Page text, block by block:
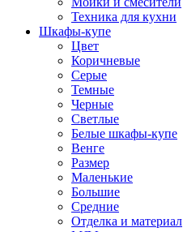
Техника для кухни
Шкафы-купе
Цвет
Коричневые
Серые
Темные
Черные
Светлые
Белые шкафы-купе
Венге
Размер
Маленькие
Большие
Средние
Отделка и материал